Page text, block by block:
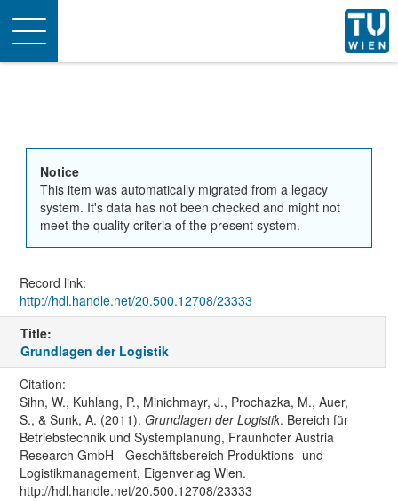
Toggle
navigation
Notice
This item was automatically migrated from a legacy
system. It's data has not been checked and might not
meet the quality criteria of the present system.
Record link:
http://hdl.handle.net/20.500.12708/23333
Title:
Grundlagen der Logistik
Citation:
Sihn, W., Kuhlang, P., Minichmayr, J., Prochazka, M., Auer,
S., & Sunk, A. (2011). Grundlagen der Logistik. Bereich für
Betriebstechnik und Systemplanung, Fraunhofer Austria
Research GmbH - Geschäftsbereich Produktions- und
Logistikmanagement, Eigenverlag Wien.
http://hdl.handle.net/20.500.12708/23333